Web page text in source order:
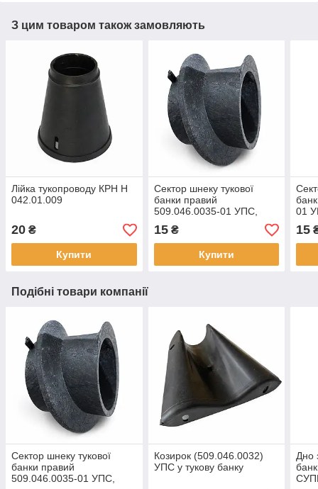
З цим товаром також замовляють
Лійка тукопроводу КРН Н
042.01.009
20 ₴
Купити
Сектор шнеку тукової
банки правий
509.046.0035-01 УПС,
СУПН, КРН
15₴
Купити
01
15
Подібні товари компанії
Сектор шнеку тукової
банки правий
509.046.0035-01 УПС,
Козирок (509.046.0032)
УПС у тукову банку
Дно